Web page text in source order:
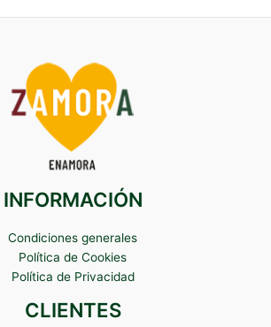
INFORMACIÓN
Condiciones generales
Política de Cookies
Política de Privacidad
CLIENTES